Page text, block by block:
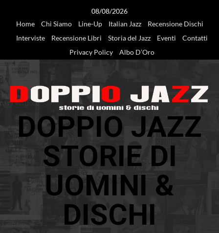
08/08/2026
Home
Chi Siamo Line-Up Italian Jazz
Recensione Dischi
Interviste
Recensione Libri Storia del Jazz Eventi
Contatti
Privacy Policy
Albo D’Oro
DOPPIO JAZZ
STORIE DI
UOMINI &
DISCHI